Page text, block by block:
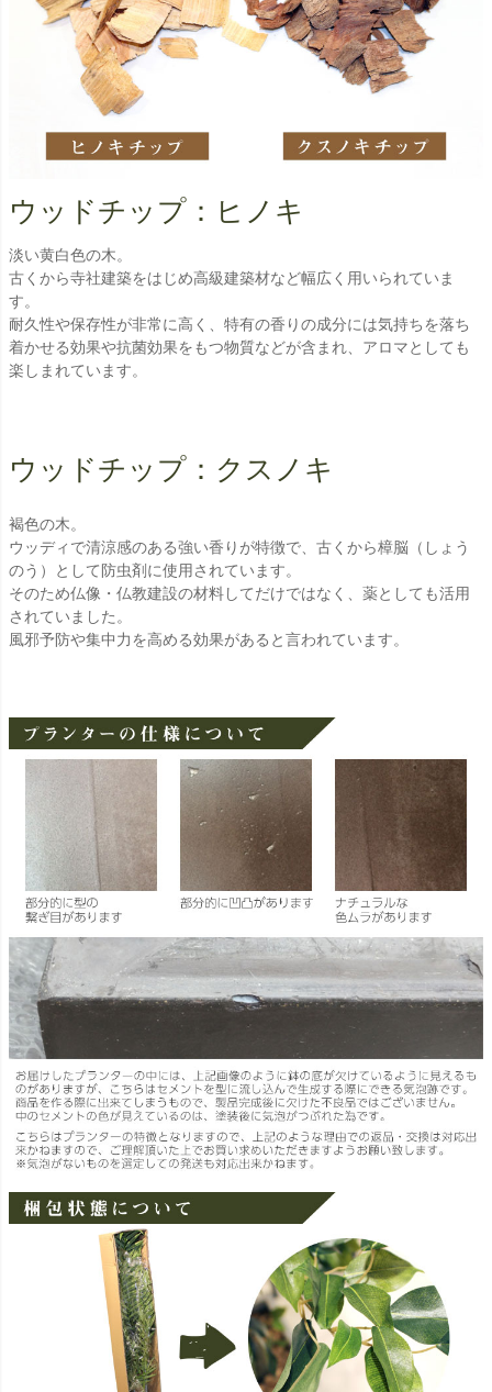
ウッドチップ：ヒノキ
淡い黄白色の木。
古くから寺社建築をはじめ高級建築材など幅広く用いられていま
す。
耐久性や保存性が非常に高く、特有の香りの成分には気持ちを落ち
着かせる効果や抗菌効果をもつ物質などが含まれ、アロマとしても
楽しまれています。
ウッドチップ：クスノキ
褐色の木。
ウッディで清涼感のある強い香りが特徴で、古くから樟脳（しょう
のう）として防虫剤に使用されています。
そのため仏像・仏教建設の材料してだけではなく、薬としても活用
されていました。
風邪予防や集中力を高める効果があると言われています。